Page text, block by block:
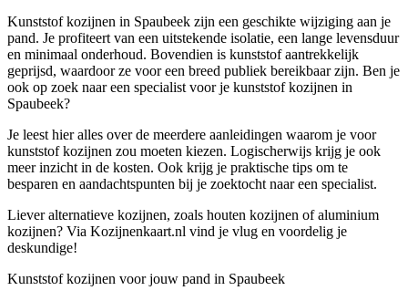
Kunststof kozijnen in Spaubeek zijn een geschikte wijziging aan je
pand. Je profiteert van een uitstekende isolatie, een lange levensduur
en minimaal onderhoud. Bovendien is kunststof aantrekkelijk
geprijsd, waardoor ze voor een breed publiek bereikbaar zijn. Ben je
ook op zoek naar een specialist voor je kunststof kozijnen in
Spaubeek?
Je leest hier alles over de meerdere aanleidingen waarom je voor
kunststof kozijnen zou moeten kiezen. Logischerwijs krijg je ook
meer inzicht in de kosten. Ook krijg je praktische tips om te
besparen en aandachtspunten bij je zoektocht naar een specialist.
Liever alternatieve kozijnen, zoals houten kozijnen of aluminium
kozijnen? Via Kozijnenkaart.nl vind je vlug en voordelig je
deskundige!
Kunststof kozijnen voor jouw pand in Spaubeek